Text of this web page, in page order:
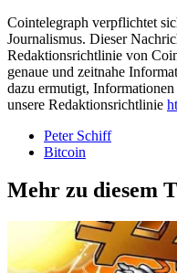
Cointelegraph verpflichtet
Journalismus. Dieser
Redaktionsrichtlinie von
genaue und zeitnahe
dazu ermutigt,
unsere Redaktionsrichtlinie
Peter Schiff
Bitcoin
Mehr zu diesem